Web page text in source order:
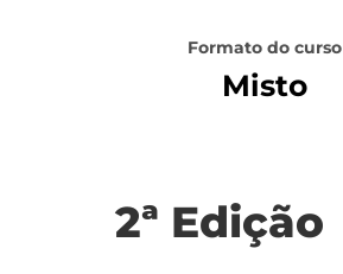
Formato do curso
Misto
2ª Edição